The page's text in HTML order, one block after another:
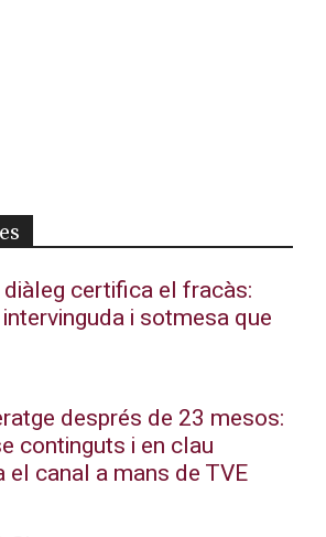
diàleg certifica el fracàs:
i sotmesa que
després de 23 mesos:
continguts i en clau
el canal a mans de TVE